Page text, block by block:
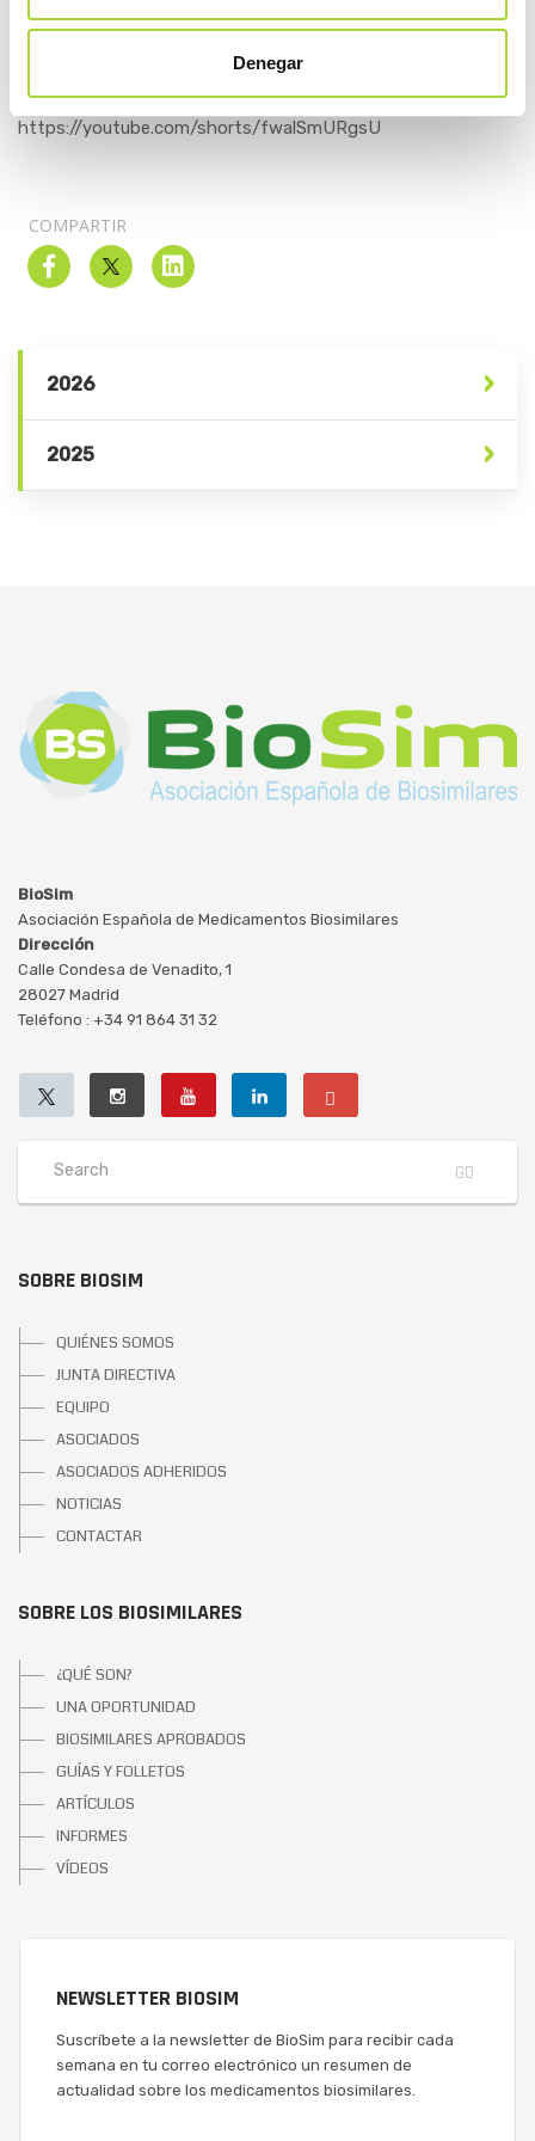
Denegar
Vídeo de la campaña:
https://youtube.com/shorts/fwalSmURgsU
COMPARTIR
2026
2025
BioSim
Asociación Española de Medicamentos Biosimilares
Dirección
Calle Condesa de Venadito, 1
28027 Madrid
Teléfono : +34 91 864 31 32
SOBRE BIOSIM
QUIÉNES SOMOS
JUNTA DIRECTIVA
EQUIPO
ASOCIADOS
ASOCIADOS ADHERIDOS
NOTICIAS
CONTACTAR
SOBRE LOS BIOSIMILARES
¿QUÉ SON?
UNA OPORTUNIDAD
BIOSIMILARES APROBADOS
GUÍAS Y FOLLETOS
ARTÍCULOS
INFORMES
VÍDEOS
NEWSLETTER BIOSIM
Suscríbete a la newsletter de BioSim para recibir cada
semana en tu correo electrónico un resumen de
actualidad sobre los medicamentos biosimilares.